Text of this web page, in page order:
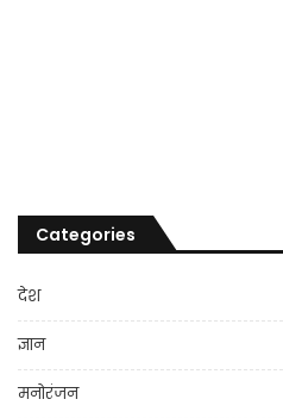
Categories
देश
ज्ञान
मनोरंजन